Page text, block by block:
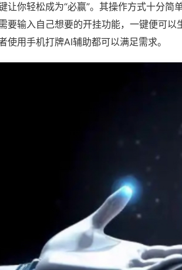
让你轻松成为“必赢”。其操作方式十分简
要输入自己想要的开挂功能，一键便可
使用手机打牌AI辅助都可以满足需求。